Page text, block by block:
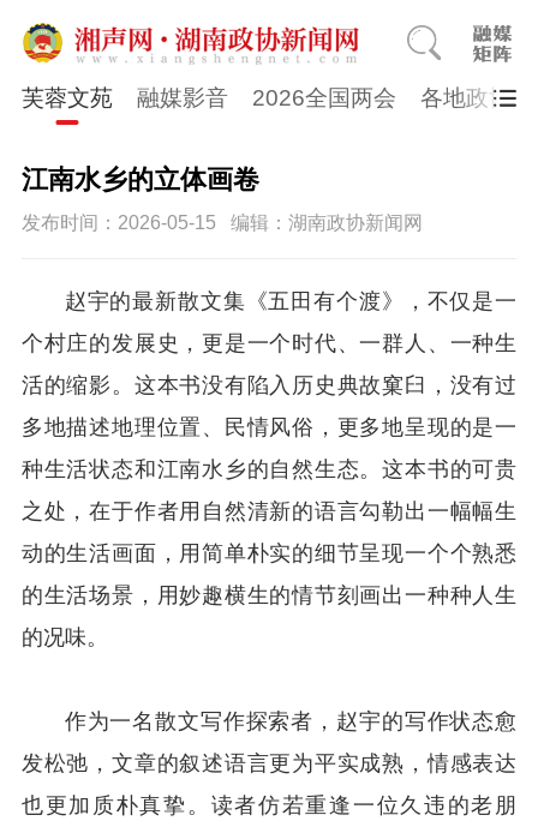
芙蓉文苑 融媒影音 2026全国两会 各地政协
江南水乡的立体画卷
发布时间：2026-05-15 编辑：湖南政协新闻网
赵宇的最新散文集《五田有个渡》，不仅是一
个村庄的发展史，更是一个时代、一群人、一种生
活的缩影。这本书没有陷入历史典故窠臼，没有过
多地描述地理位置、民情风俗，更多地呈现的是一
种生活状态和江南水乡的自然生态。这本书的可贵
之处，在于作者用自然清新的语言勾勒出一幅幅生
动的生活画面，用简单朴实的细节呈现一个个熟悉
的生活场景，用妙趣横生的情节刻画出一种种人生
的况味。
作为一名散文写作探索者，赵宇的写作状态愈
发松弛，文章的叙述语言更为平实成熟，情感表达
也更加质朴真挚。读者仿若重逢一位久违的老朋